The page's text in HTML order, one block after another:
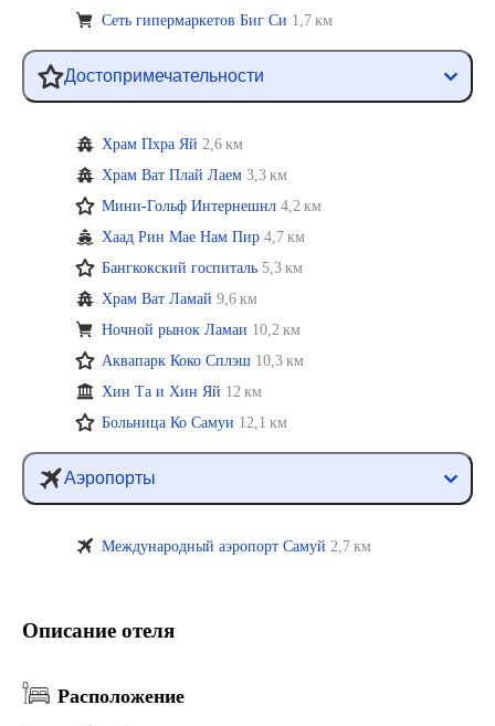
Сеть гипермаркетов Биг Си 1,7 км
Достопримечательности
Храм Пхра Яй 2,6 км
Храм Ват Плай Лаем 3,3 км
Мини-Гольф Интернешнл 4,2 км
Хаад Рин Мае Нам Пир 4,7 км
Бангкокский госпиталь 5,3 км
Храм Ват Ламай 9,6 км
Ночной рынок Ламаи 10,2 км
Аквапарк Коко Сплэш 10,3 км
Хин Та и Хин Яй 12 км
Больница Ко Самуи 12,1 км
Аэропорты
Международный аэропорт Самуй 2,7 км
Описание отеля
Расположение